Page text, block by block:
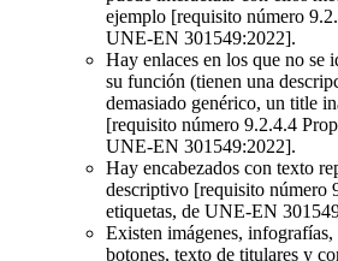
ejemplo [requisito número
UNE-EN 301549:2022].
Hay enlaces en los que no se
su función (tienen una
demasiado genérico, un title
[requisito número 9.2.4.4
UNE-EN 301549:2022].
Hay encabezados con texto
descriptivo [requisito número
etiquetas, de UNE-EN
Existen imágenes, infografías,
botones, texto de titulares y